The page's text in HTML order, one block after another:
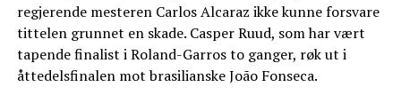
regjerende mesteren Carlos Alcaraz ikke kunne forsvare
tittelen grunnet en skade. Casper Ruud, som har vært
tapende finalist i Roland-Garros to ganger, røk ut i
åttedelsfinalen mot brasilianske João Fonseca.